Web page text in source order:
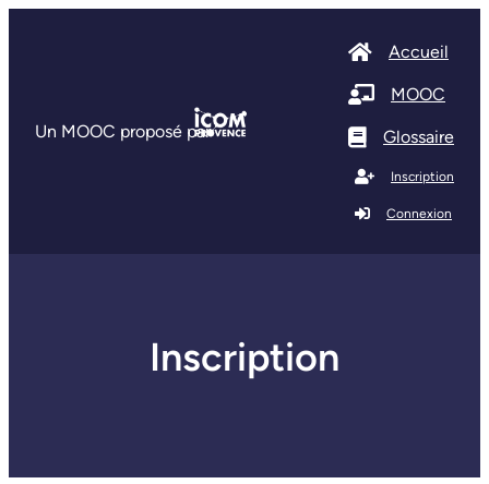
Un MOOC proposé par
Accueil
MOOC
Glossaire
Inscription
Connexion
Inscription